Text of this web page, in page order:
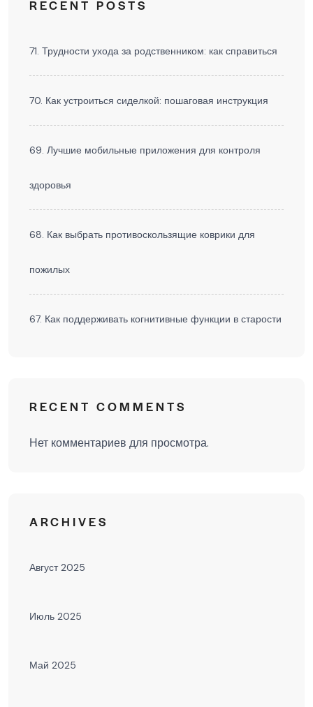
RECENT POSTS
71. Трудности ухода за родственником: как справиться
70. Как устроиться сиделкой: пошаговая инструкция
69. Лучшие мобильные приложения для контроля
здоровья
68. Как выбрать противоскользящие коврики для
пожилых
67. Как поддерживать когнитивные функции в старости
RECENT COMMENTS
Нет комментариев для просмотра.
ARCHIVES
Август 2025
Июль 2025
Май 2025